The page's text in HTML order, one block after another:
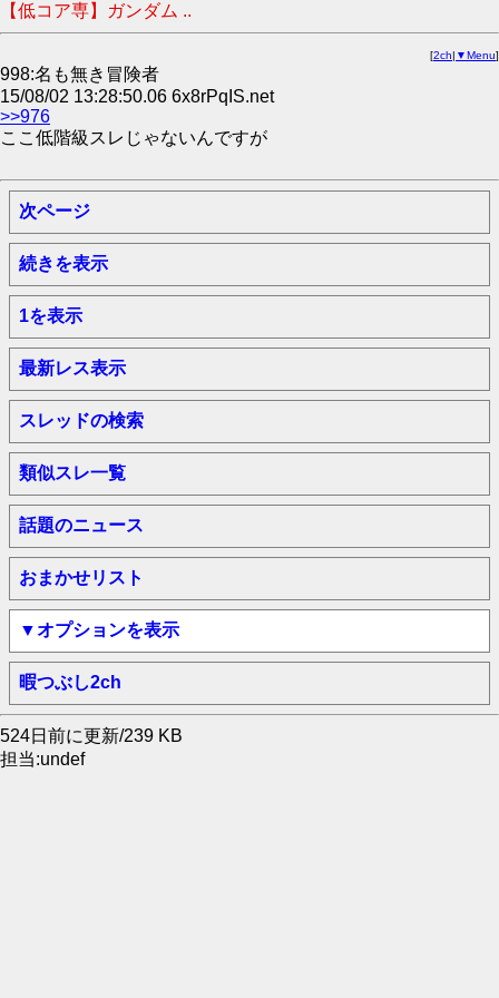
【低コア専】ガンダム ..
[2ch| ▼Menu]
998:名も無き冒険者
15/08/02 13:28:50.06 6x8rPqIS.net
>>976
ここ低階級スレじゃないんですが
次ページ
続きを表示
1を表示
最新レス表示
スレッドの検索
類似スレ一覧
話題のニュース
おまかせリスト
▼オプションを表示
暇つぶし2ch
524日前に更新/239 KB
担当:undef